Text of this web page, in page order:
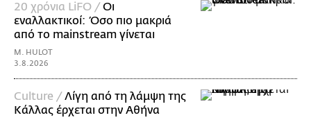
20 χρόνια LiFO / Οι
εναλλακτικοί: Όσο πιο μακριά
από το mainstream γίνεται
M. HULOT
3.8.2026
Culture / Λίγη από τη λάμψη της
Κάλλας έρχεται στην Αθήνα